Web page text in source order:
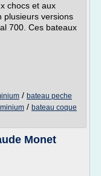
chocs et aux
plusieurs versions
700. Ces bateaux
/ bateau peche
/ bateau coque
Monet